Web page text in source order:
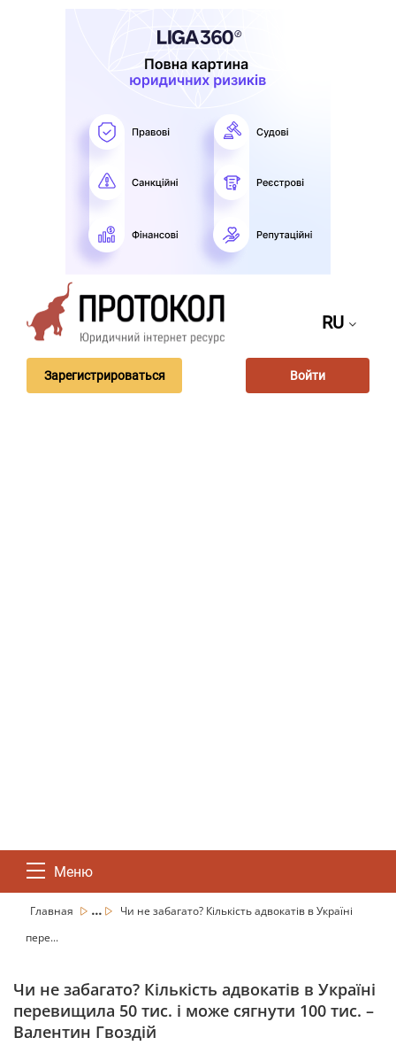
RU
Зарегистрироваться Войти
Меню
Главная ...
Чи не забагато? Кількість адвокатів в Україні
пере...
Чи не забагато? Кількість адвокатів в Україні
перевищила 50 тис. і може сягнути 100 тис. –
Валентин Гвоздій